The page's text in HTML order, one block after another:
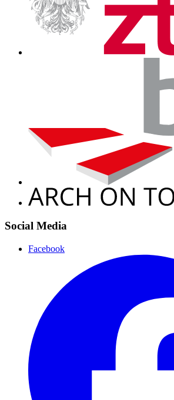
Social Media
Facebook